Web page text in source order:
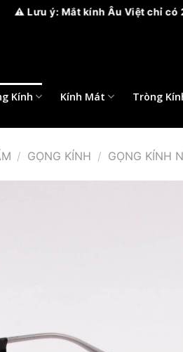
ý: Mắt kính Âu Việt chỉ có 2 chi
Kính Kính Mát Tròng
/ GỌNG KÍNH / GỌNG KÍNH